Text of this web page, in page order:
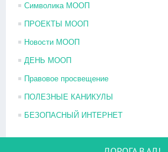
Символика МООП
ПРОЕКТЫ МООП
Новости МООП
ДЕНЬ МООП
Правовое просвещение
ПОЛЕЗНЫЕ КАНИКУЛЫ
БЕЗОПАСНЫЙ ИНТЕРНЕТ